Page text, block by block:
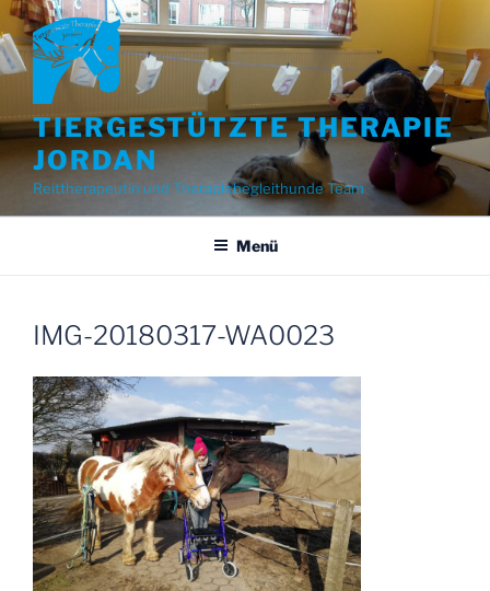
Zum
Inhalt
springen
TIERGESTÜTZTE THERAPIE
JORDAN
Reittherapeutin und Therapiebegleithunde Team
Menü
IMG-20180317-WA0023